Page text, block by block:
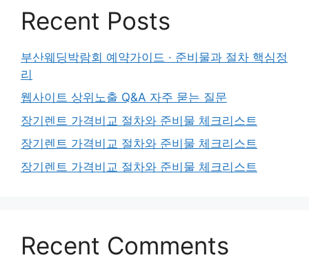
Recent Posts
부산웨딩박람회 예약가이드 · 준비물과 절차 핵심정
리
웹사이트 상위노출 Q&A 자주 묻는 질문
장기렌트 가격비교 절차와 준비물 체크리스트
장기렌트 가격비교 절차와 준비물 체크리스트
장기렌트 가격비교 절차와 준비물 체크리스트
Recent Comments